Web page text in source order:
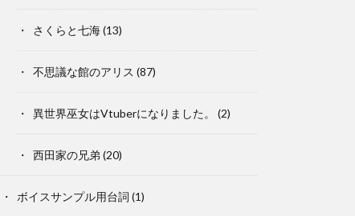
さくらと七海(13)
不思議な館のアリス (87)
異世界巫女はVtuberになりました。 (2)
西田家の兄弟 (20)
ボイスサンプル用台詞 (1)